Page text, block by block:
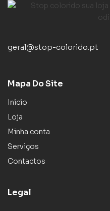
geral@stop-colorido.pt
Mapa Do Site
Inicio
Loja
Minha conta
Serviços
Contactos
Legal